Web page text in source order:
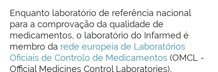
Enquanto laboratório de referência nacional
para a comprovação da qualidade de
medicamentos, o laboratório do Infarmed é
membro da rede europeia de Laboratórios
Oficiais de Controlo de Medicamentos (OMCL -
Official Medicines Control Laboratories),